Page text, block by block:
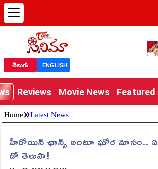
తెలుగు ENGLISH
Reviews Movie News
Home»Latest News
హీరోయిన్ ఛాన్స్ అంటూ ఘోర మోసం..
డో తెలుసా!